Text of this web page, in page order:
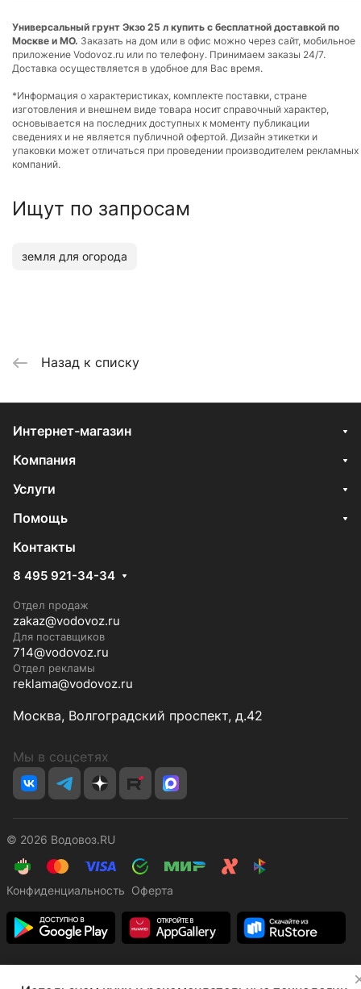
Универсальный грунт Экзо 25 л купить с бесплатной доставкой по
Москве и МО. Заказать на дом или в офис можно через сайт, мобильное
приложение Vodovoz.ru или по телефону. Принимаем заказы 24/7.
Доставка осуществляется в удобное для Вас время.
*Информация о характеристиках, комплекте поставки, стране
изготовления и внешнем виде товара носит справочный характер,
основывается на последних доступных к моменту публикации
сведениях и не является публичной офертой. Дизайн этикетки и
упаковки может отличаться при проведении производителем рекламных
компаний.
Ищут по запросам
земля для огорода
Назад к списку
Интернет-магазин
Компания
Услуги
Помощь
Контакты
8 495 921-34-34
Отдел продаж
zakaz@vodovoz.ru
Для поставщиков
714@vodovoz.ru
Отдел рекламы
reklama@vodovoz.ru
Москва, Волгоградский проспект, д.42
Мы в соцсетях
© 2026 Водовоз.RU
Конфиденциальность Оферта